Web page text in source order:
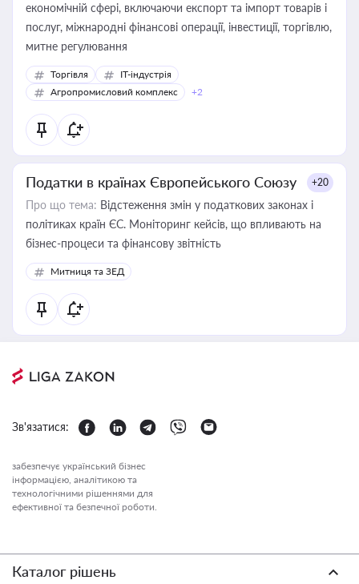
економічній сфері, включаючи експорт та імпорт товарів і
послуг, міжнародні фінансові операції, інвестиції, торгівлю,
митне регулювання
Торгівля
IT-індустрія
Агропромисловий комплекс
+2
Податки в країнах Європейського Союзу +20
Про що тема: Відстеження змін у податкових законах і
політиках країн ЄС. Моніторинг кейсів, що впливають на
бізнес-процеси та фінансову звітність
Митниця та ЗЕД
Зв'язатися:
забезпечує український бізнес
інформацією, аналітикою та
технологічними рішеннями для
ефективної та безпечної роботи.
Каталог рішень